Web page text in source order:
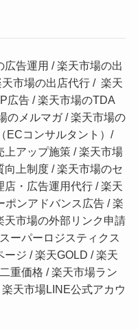
広告運用 /楽天市場の出
市場の出店代行/ 楽天
広告/楽天市場のTDA
のメルマガ/楽天市場の
ECコンサルタント） /
上アップ施策/楽天市場
向上制度/楽天市場のセ
店・広告運用代行/楽天
ポンアドバンス広告/楽
天市場の外部リンク申請
ーパーロジスティクス
ージ /楽天GOLD /楽天
重価格 /楽天市場ラン
楽天市場LINE公式アカウ